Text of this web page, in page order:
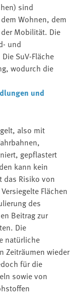
sind
Wohnen, dem
Mobilität. Die
und
SuV-Fläche
wodurch die
und
also mit
gepflastert
kann kein
das Risiko von
Flächen
des
Beitrag zur
Die
natürliche
Zeiträumen wieder
für die
sowie von